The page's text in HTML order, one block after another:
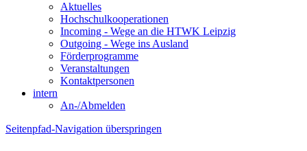
Aktuelles
Hochschulkooperationen
Incoming - Wege an die HTWK Leipzig
Outgoing - Wege ins Ausland
Förderprogramme
Veranstaltungen
Kontaktpersonen
intern
An-/Abmelden
Seitenpfad-Navigation überspringen